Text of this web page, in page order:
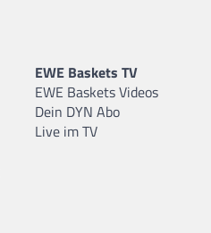
EWE Baskets TV
EWE Baskets Videos
Dein DYN Abo
Live im TV